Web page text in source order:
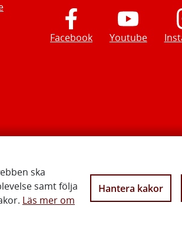
ska
samt följa
Läs mer om
Hantera kakor
Vi gör Sverige närmare
Facebook Youtube